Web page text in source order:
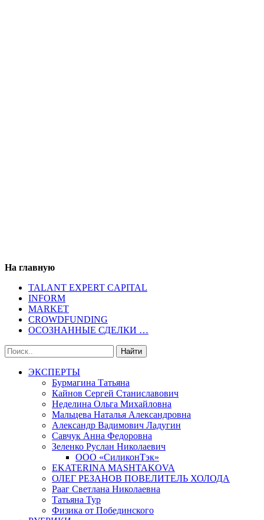
На главную
TALANT EXPERT CAPITAL
INFORM
MARKET
CROWDFUNDING
ОСОЗНАННЫЕ СДЕЛКИ …
ЭКСПЕРТЫ
Бурмагина Татьяна
Кайнов Сергей Станиславович
Неделина Ольга Михайловна
Мальцева Наталья Александровна
Александр Вадимович Ладугин
Савчук Анна Федоровна
Зеленко Руслан Николаевич
ООО «СиликонТэк»
EKATERINA MASHTAKOVA
ОЛЕГ РЕЗАНОВ ПОВЕЛИТЕЛЬ ХОЛОДА
Рааг Светлана Николаевна
Татьяна Тур
Физика от Побединского